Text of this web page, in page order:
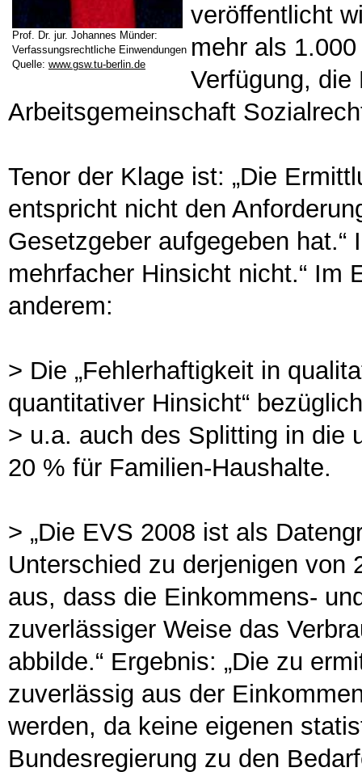
Prof. Dr. jur. Johannes Münder:
Verfassungsrechtliche Einwendungen
Quelle: www.gsw.tu-berlin.de
veröffentlicht
mehr als
Verfügung, die
Arbeitsgemeinschaft
Tenor der Klage ist: „Die
entspricht nicht den
Gesetzgeber aufgegeben hat.“
mehrfacher Hinsicht nicht.“ Im
anderem:
> Die „Fehlerhaftigkeit in
quantitativer Hinsicht“
> u.a. auch des Splitting in die
20 % für Familien-Haushalte.
> „Die EVS 2008 ist als
Unterschied zu derjenigen von
aus, dass die Einkommens-
zuverlässiger Weise das
abbilde.“ Ergebnis: „Die zu
zuverlässig aus der
werden, da keine eigenen
Bundesregierung zu den